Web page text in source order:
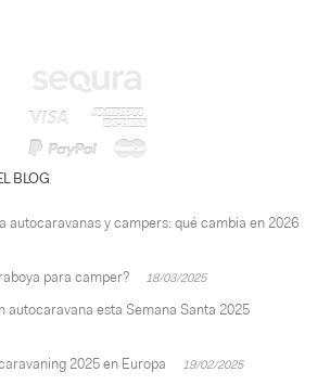
BLOG
autocaravanas y campers: qué cambia en 2026
para camper? 18/03/2025
autocaravana esta Semana Santa 2025
2025 en Europa 19/02/2025